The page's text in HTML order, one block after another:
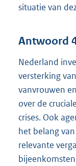
situatie van
Antwoord
Nederland
versterking
vanvrouwen
over de
crises. Ook
het belang
relevante